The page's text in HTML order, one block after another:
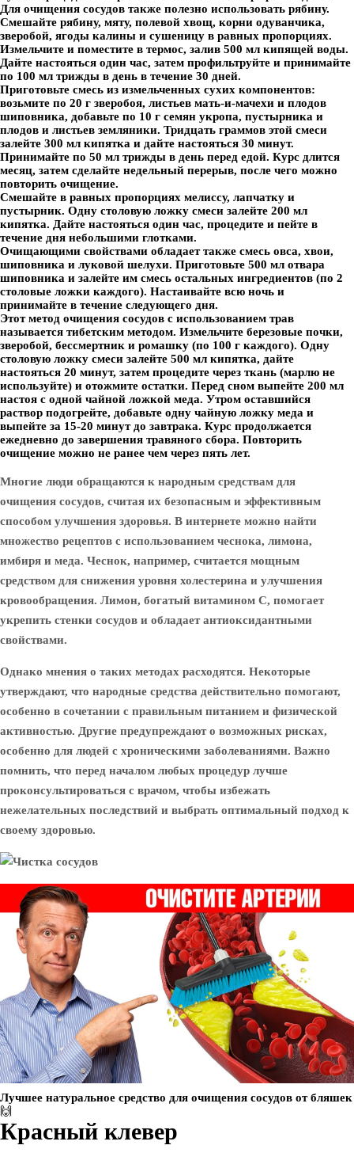
Для очищения сосудов также полезно использовать рябину.
Смешайте рябину, мяту, полевой хвощ, корни одуванчика,
зверобой, ягоды калины и сушеницу в равных пропорциях.
Измельчите и поместите в термос, залив 500 мл кипящей воды.
Дайте настояться один час, затем профильтруйте и принимайте
по 100 мл трижды в день в течение 30 дней.
Приготовьте смесь из измельченных сухих компонентов:
возьмите по 20 г зверобоя, листьев мать-и-мачехи и плодов
шиповника, добавьте по 10 г семян укропа, пустырника и
плодов и листьев земляники. Тридцать граммов этой смеси
залейте 300 мл кипятка и дайте настояться 30 минут.
Принимайте по 50 мл трижды в день перед едой. Курс длится
месяц, затем сделайте недельный перерыв, после чего можно
повторить очищение.
Смешайте в равных пропорциях мелиссу, лапчатку и
пустырник. Одну столовую ложку смеси залейте 200 мл
кипятка. Дайте настояться один час, процедите и пейте в
течение дня небольшими глотками.
Очищающими свойствами обладает также смесь овса, хвои,
шиповника и луковой шелухи. Приготовьте 500 мл отвара
шиповника и залейте им смесь остальных ингредиентов (по 2
столовые ложки каждого). Настаивайте всю ночь и
принимайте в течение следующего дня.
Этот метод очищения сосудов с использованием трав
называется тибетским методом. Измельчите березовые почки,
зверобой, бессмертник и ромашку (по 100 г каждого). Одну
столовую ложку смеси залейте 500 мл кипятка, дайте
настояться 20 минут, затем процедите через ткань (марлю не
используйте) и отожмите остатки. Перед сном выпейте 200 мл
настоя с одной чайной ложкой меда. Утром оставшийся
раствор подогрейте, добавьте одну чайную ложку меда и
выпейте за 15-20 минут до завтрака. Курс продолжается
ежедневно до завершения травяного сбора. Повторить
очищение можно не ранее чем через пять лет.
Многие люди обращаются к народным средствам для
очищения сосудов, считая их безопасным и эффективным
способом улучшения здоровья. В интернете можно найти
множество рецептов с использованием чеснока, лимона,
имбиря и меда. Чеснок, например, считается мощным
средством для снижения уровня холестерина и улучшения
кровообращения. Лимон, богатый витамином C, помогает
укрепить стенки сосудов и обладает антиоксидантными
свойствами.
Однако мнения о таких методах расходятся. Некоторые
утверждают, что народные средства действительно помогают,
особенно в сочетании с правильным питанием и физической
активностью. Другие предупреждают о возможных рисках,
особенно для людей с хроническими заболеваниями. Важно
помнить, что перед началом любых процедур лучше
проконсультироваться с врачом, чтобы избежать
нежелательных последствий и выбрать оптимальный подход к
своему здоровью.
Лучшее натуральное средство для очищения сосудов от бляшек
🙌
Красный клевер